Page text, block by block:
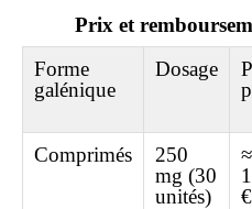
Prix et
Forme
galénique
Dosage
Comprimés
250
mg (30
unités)
≈
€